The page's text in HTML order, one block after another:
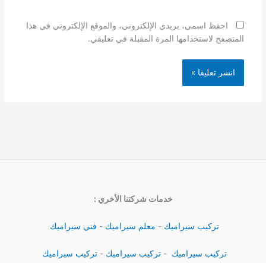
احفظ اسمي، بريدي الإلكتروني، والموقع الإلكتروني في هذا
المتصفح لاستخدامها المرة المقبلة في تعليقي.
خدمات شركتنا الأخري :
تركيب سيراميك - معلم سيراميك - فني سيراميك
تركيب سيراميك - تركيب سيراميك -تركيب سيراميك